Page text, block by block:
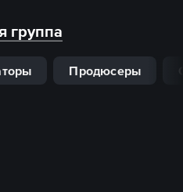
группа
Продюсеры